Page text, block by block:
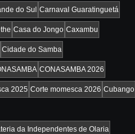
do Sul Carnaval Guaratinguetá
Casa do Jongo Caxambu
Cidade do Samba
CONASAMBA 2026
2025 Corte momesca 2026 Cubango
da Independentes de Olaria